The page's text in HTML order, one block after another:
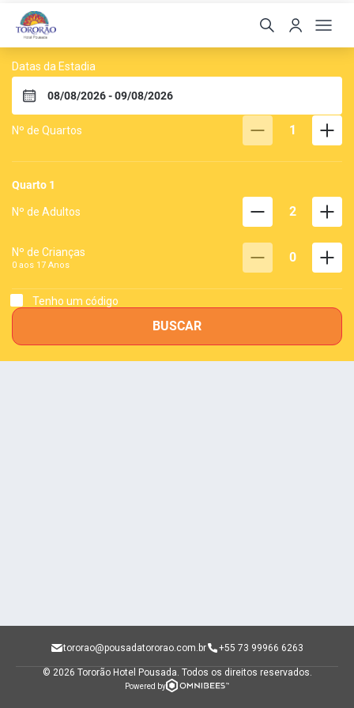
Tororão Hotel Pousada
Datas da Estadia
Nº de Quartos 1
Quarto 1
Nº de Adultos 2
Nº de Crianças
0 aos 17 Anos 0
Tenho um código
BUSCAR
tororao@pousadatororao.com.br +55 73 99966 6263
© 2026 Tororão Hotel Pousada. Todos os direitos reservados.
Powered by